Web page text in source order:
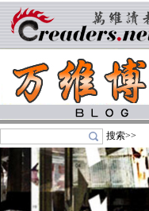
搜索>>